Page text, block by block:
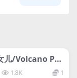
网盘下载游戏
儿/Volcano Pri
1.8K 1